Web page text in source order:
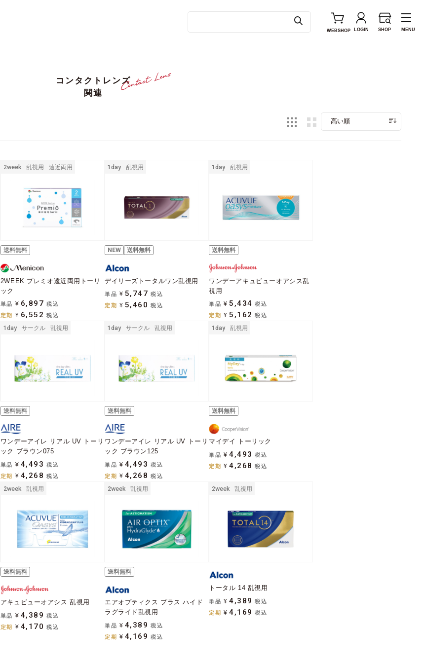
WEBSHOP LOGIN SHOP MENU
コンタクトレンズ
関連
高い順
2week 乱視用 遠近両用
送料無料
2WEEK プレミオ遠近両用トーリ
ック
単品 ¥ 6,897 税込
定期
¥ 6,552 税込
1day 乱視用
NEW 送料無料
デイリーズトータルワン乱視用
単品 ¥ 5,747 税込
定期 ¥ 5,460 税込
1day 乱視用
送料無料
ワンデーアキュビューオアシス乱
視用
単品 ¥ 5,434 税込
定期 ¥ 5,162 税込
1day サークル 乱視用
送料無料
ワンデーアイレ リアル UV トーリ
ック ブラウン075
単品 ¥ 4,493 税込
定期
¥ 4,268 税込
1day サークル 乱視用
送料無料
ワンデーアイレ リアル UV トーリ
ック ブラウン125
単品 ¥ 4,493
税込
定期 ¥ 4,268 税込
1day 乱視用
送料無料
マイデイ トーリック
単品 ¥ 4,493
税込
定期 ¥ 4,268 税込
2week 乱視用
送料無料
アキュビューオアシス 乱視用
単品 ¥ 4,389 税込
定期
¥ 4,170 税込
2week 乱視用
送料無料
エアオプティクス プラス ハイド
ラグライド乱視用
単品 ¥ 4,389
税込
定期 ¥ 4,169 税込
2week 乱視用
トータル 14 乱視用
単品 ¥ 4,389
税込
定期 ¥ 4,169 税込